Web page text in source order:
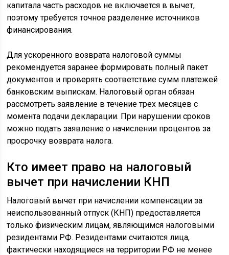
капитала часть расходов не включается в вычет,
поэтому требуется точное разделение источников
финансирования.
Для ускоренного возврата налоговой суммы
рекомендуется заранее формировать полный пакет
документов и проверять соответствие сумм платежей
банковским выпискам. Налоговый орган обязан
рассмотреть заявление в течение трех месяцев с
момента подачи декларации. При нарушении сроков
можно подать заявление о начислении процентов за
просрочку возврата налога.
Кто имеет право на налоговый
вычет при начислении КНП
Налоговый вычет при начислении компенсации за
неиспользованный отпуск (КНП) предоставляется
только физическим лицам, являющимся налоговыми
резидентами РФ. Резидентами считаются лица,
фактически находящиеся на территории РФ не менее